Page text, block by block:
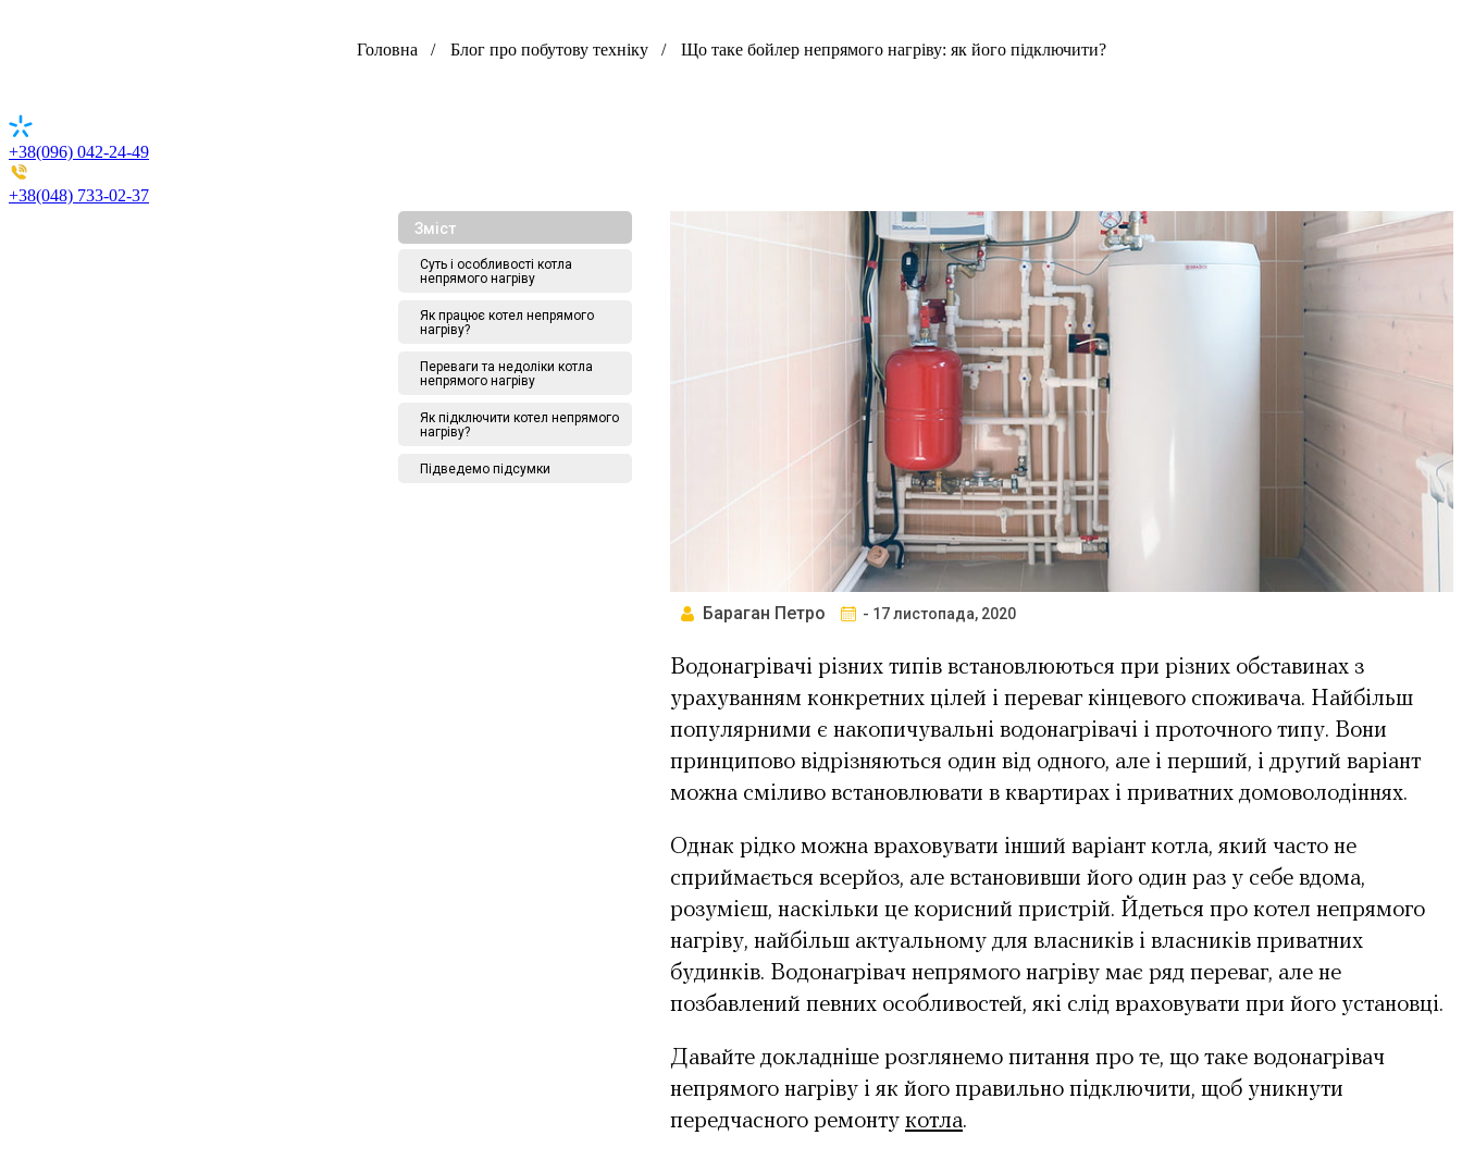
Головна Блог про побутову техніку Що таке бойлер непрямого нагріву: як його підключити?
+38(096) 042-24-49
+38(048) 733-02-37
Бараган Петро - 17 листопада, 2020
Водонагрівачі різних типів встановлюються при різних обставинах з
урахуванням конкретних цілей і переваг кінцевого споживача. Найбільш
популярними є накопичувальні водонагрівачі і проточного типу. Вони
принципово відрізняються один від одного, але і перший, і другий варіант
можна сміливо встановлювати в квартирах і приватних домоволодіннях.
Однак рідко можна враховувати інший варіант котла, який часто не
сприймається всерйоз, але встановивши його один раз у себе вдома,
розумієш, наскільки це корисний пристрій. Йдеться про котел непрямого
нагріву, найбільш актуальному для власників і власників приватних
будинків. Водонагрівач непрямого нагріву має ряд переваг, але не
позбавлений певних особливостей, які слід враховувати при його установці.
Давайте докладніше розглянемо питання про те, що таке водонагрівач
непрямого нагріву і як його правильно підключити, щоб уникнути
передчасного ремонту котла.
Зміст
Суть і особливості котла
непрямого нагріву
Як працює котел непрямого
нагріву?
Переваги та недоліки котла
непрямого нагріву
Як підключити котел непрямого
нагріву?
Підведемо підсумки